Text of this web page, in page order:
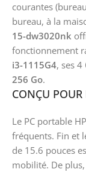
courantes
bureau, à la
15-dw3020nk
fonctionnement
i3-1115G4, ses 4
256 Go.
CONÇU
Le PC portable
fréquents. Fin et
de 15.6 pouces
mobilité. De